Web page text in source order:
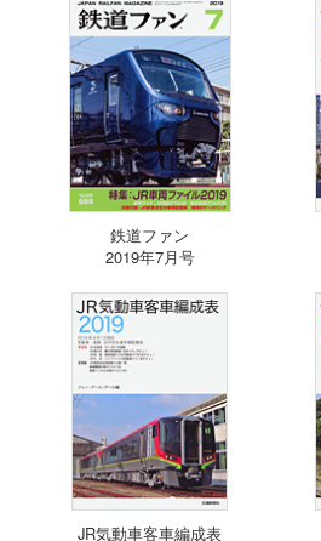
鉄道ファン
2019年7月号
JR気動車客車編成表